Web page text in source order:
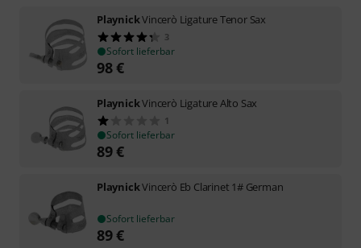
PlaynickVincerò Ligature Tenor Sax
3
Sofort lieferbar
98€
PlaynickVincerò Ligature Alto Sax
1
Sofort lieferbar
89€
PlaynickVincerò Eb Clarinet 1# German
Sofort lieferbar
89€